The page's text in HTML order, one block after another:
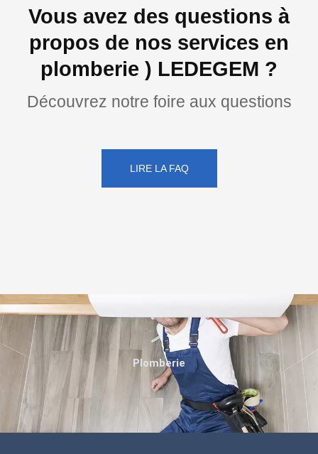
Vous avez des questions à
propos de nos services en
plomberie ) LEDEGEM ?
Découvrez notre foire aux questions
LIRE LA FAQ
Plomberie